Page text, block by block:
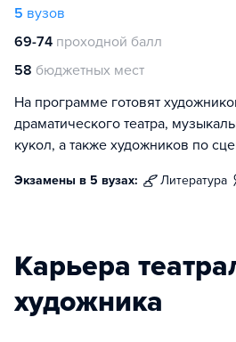
5 вузов
69-74 проходной балл
58 бюджетных мест
На программе готовят
драматического театра,
кукол, а также художников по
Экзамены в 5 вузах: литература
Карьера
художника